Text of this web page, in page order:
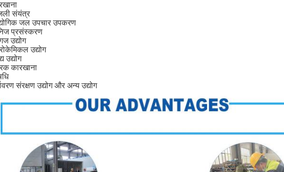
संयंत्र
जल उपचार उपकरण
प्रसंस्करण
उद्योग
उद्योग
उद्योग
कारखाना
संरक्षण उद्योग और अन्य उद्योग